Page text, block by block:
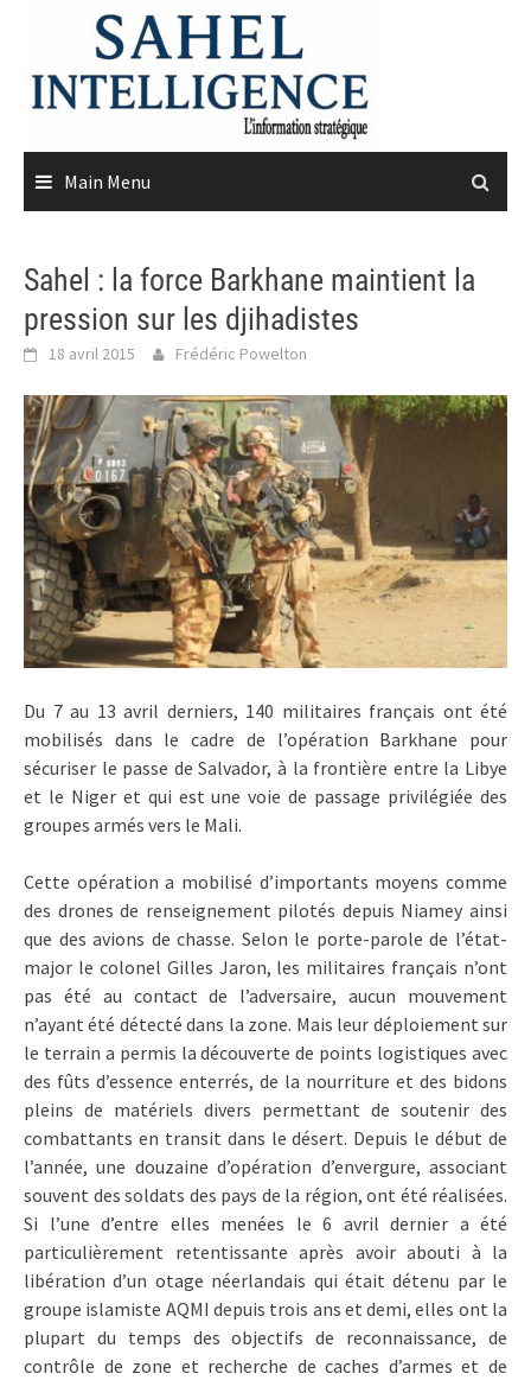
content
Main Menu
Sahel : la force Barkhane maintient la
pression sur les djihadistes
18 avril 2015 Frédéric Powelton
Du 7 au 13 avril derniers, 140 militaires français ont été
mobilisés dans le cadre de l’opération Barkhane pour
sécuriser le passe de Salvador, à la frontière entre la Libye
et le Niger et qui est une voie de passage privilégiée des
groupes armés vers le Mali.
Cette opération a mobilisé d’importants moyens comme
des drones de renseignement pilotés depuis Niamey ainsi
que des avions de chasse. Selon le porte-parole de l’état-
major le colonel Gilles Jaron, les militaires français n’ont
pas été au contact de l’adversaire, aucun mouvement
n’ayant été détecté dans la zone. Mais leur déploiement sur
le terrain a permis la découverte de points logistiques avec
des fûts d’essence enterrés, de la nourriture et des bidons
pleins de matériels divers permettant de soutenir des
combattants en transit dans le désert. Depuis le début de
l’année, une douzaine d’opération d’envergure, associant
souvent des soldats des pays de la région, ont été réalisées.
Si l’une d’entre elles menées le 6 avril dernier a été
particulièrement retentissante après avoir abouti à la
libération d’un otage néerlandais qui était détenu par le
groupe islamiste AQMI depuis trois ans et demi, elles ont la
plupart du temps des objectifs de reconnaissance, de
contrôle de zone et recherche de caches d’armes et de